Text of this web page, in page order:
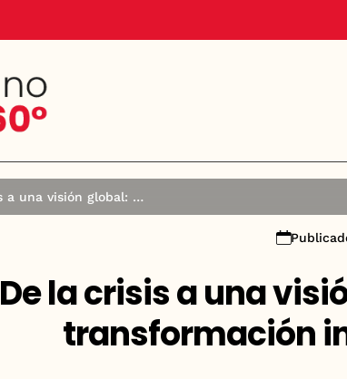
De la crisis a una visión global: memoria de una transformación institucional 2021-2026
De la crisis a una
transformación